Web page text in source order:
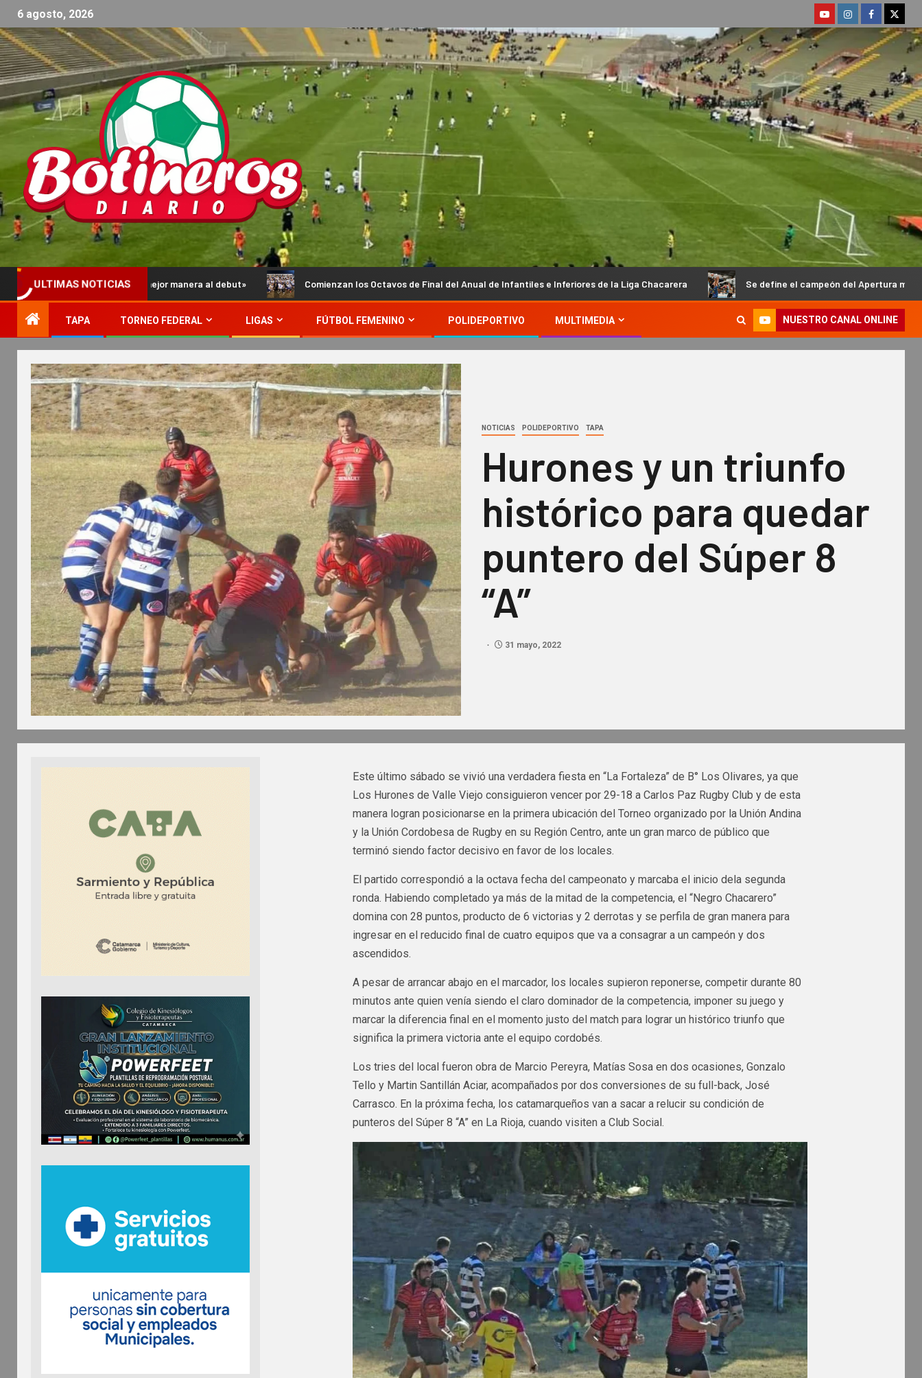
6 agosto, 2026
ULTIMAS NOTICIAS
de la mejor manera al debut» Comienzan los Octavos de Final del Anual de Infantiles e Inferiores de la Liga Chacarera Se define el campeón del Apertura masculino de la Federación
TAPA TORNEO FEDERAL LIGAS FÚTBOL FEMENINO POLIDEPORTIVO MULTIMEDIA NUESTRO CANAL ONLINE
NOTICIAS POLIDEPORTIVO TAPA
Hurones y un triunfo
histórico para quedar
puntero del Súper 8
“A”
31 mayo, 2022
Este último sábado se vivió una verdadera fiesta en “La Fortaleza” de B° Los Olivares, ya que
Los Hurones de Valle Viejo consiguieron vencer por 29-18 a Carlos Paz Rugby Club y de esta
manera logran posicionarse en la primera ubicación del Torneo organizado por la Unión Andina
y la Unión Cordobesa de Rugby en su Región Centro, ante un gran marco de público que
terminó siendo factor decisivo en favor de los locales.
El partido correspondió a la octava fecha del campeonato y marcaba el inicio dela segunda
ronda. Habiendo completado ya más de la mitad de la competencia, el “Negro Chacarero”
domina con 28 puntos, producto de 6 victorias y 2 derrotas y se perfila de gran manera para
ingresar en el reducido final de cuatro equipos que va a consagrar a un campeón y dos
ascendidos.
A pesar de arrancar abajo en el marcador, los locales supieron reponerse, competir durante 80
minutos ante quien venía siendo el claro dominador de la competencia, imponer su juego y
marcar la diferencia final en el momento justo del match para lograr un histórico triunfo que
significa la primera victoria ante el equipo cordobés.
Los tries del local fueron obra de Marcio Pereyra, Matías Sosa en dos ocasiones, Gonzalo
Tello y Martin Santillán Aciar, acompañados por dos conversiones de su full-back, José
Carrasco. En la próxima fecha, los catamarqueños van a sacar a relucir su condición de
punteros del Súper 8 “A” en La Rioja, cuando visiten a Club Social.